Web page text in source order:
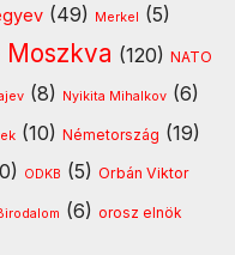
(49) Merkel (5)
Moszkva (120) NATO
(8) Nyikita Mihalkov (6)
(10) Németország (19)
ODKB (5) Orbán Viktor
(6) orosz elnök